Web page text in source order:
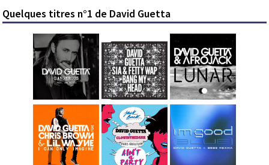
Quelques titres n°1 de David Guetta